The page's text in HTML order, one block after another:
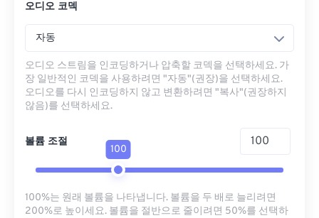
오디오 코덱
자동
오디오 스트림을 인코딩하거나 압축할 코덱을 선택하세요. 가
장 일반적인 코덱을 사용하려면 "자동"(권장)을 선택하세요.
오디오를 다시 인코딩하지 않고 변환하려면 "복사"(권장하지
않음)를 선택하세요.
볼륨 조절
100
100%는 원래 볼륨을 나타냅니다. 볼륨을 두 배로 늘리려면
200%로 높이세요. 볼륨을 절반으로 줄이려면 50%를 선택하